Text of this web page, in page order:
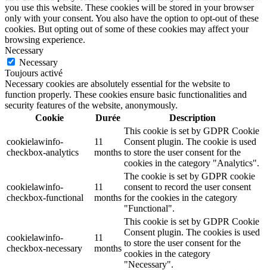
you use this website. These cookies will be stored in your browser
only with your consent. You also have the option to opt-out of these
cookies. But opting out of some of these cookies may affect your
browsing experience.
Necessary
Necessary
Toujours activé
Necessary cookies are absolutely essential for the website to
function properly. These cookies ensure basic functionalities and
security features of the website, anonymously.
Cookie
Durée Description
cookielawinfo-
checkbox-analytics
11
months
This cookie is set by GDPR Cookie
Consent plugin. The cookie is used
to store the user consent for the
cookies in the category "Analytics".
cookielawinfo-
checkbox-functional
11
months
The cookie is set by GDPR cookie
consent to record the user consent
for the cookies in the category
"Functional".
cookielawinfo-
checkbox-necessary
11
months
This cookie is set by GDPR Cookie
Consent plugin. The cookies is used
to store the user consent for the
cookies in the category
"Necessary".